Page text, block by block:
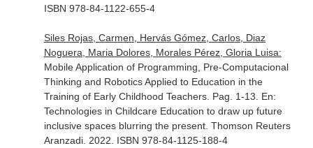
ISBN 978-84-1122-655-4
Siles Rojas, Carmen, Hervás Gómez, Carlos, Diaz
Noguera, Maria Dolores, Morales Pérez, Gloria Luisa:
Mobile Application of Programming, Pre-Computacional
Thinking and Robotics Applied to Education in the
Training of Early Childhood Teachers. Pag. 1-13. En:
Technologies in Childcare Education to draw up future
inclusive spaces blurring the present. Thomson Reuters
Aranzadi. 2022. ISBN 978-84-1125-188-4